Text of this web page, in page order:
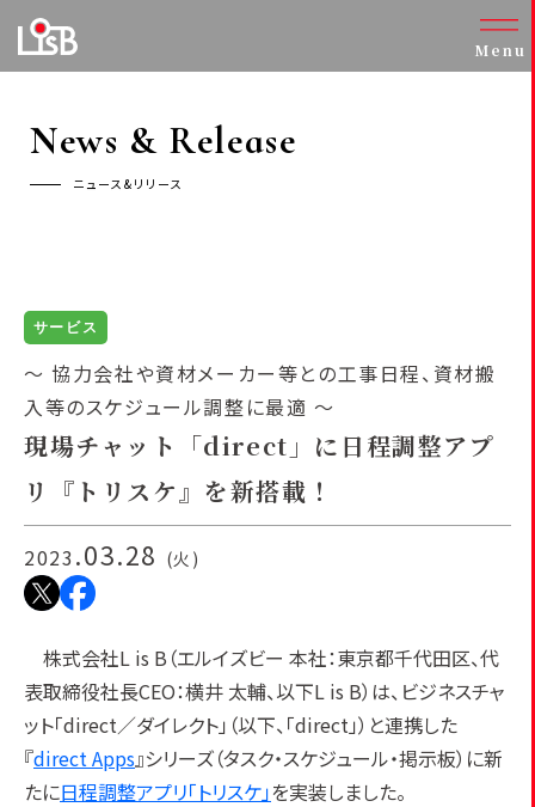
Menu
News & Release
ニュース&リリース
サービス
～ 協力会社や資材メーカー等との工事日程、資材搬
入等のスケジュール調整に最適 ～
現場チャット「direct」に日程調整アプ
リ『トリスケ』を新搭載！
2023 .03.28 (火)
株式会社L is B（エルイズビー 本社：東京都千代田区、代
表取締役社長CEO：横井 太輔、以下L is B）は、ビジネスチャ
ット「direct／ダイレクト」（以下、「direct」）と連携した
『direct Apps』シリーズ（タスク・スケジュール・掲示板）に新
たに日程調整アプリ「トリスケ」を実装しました。